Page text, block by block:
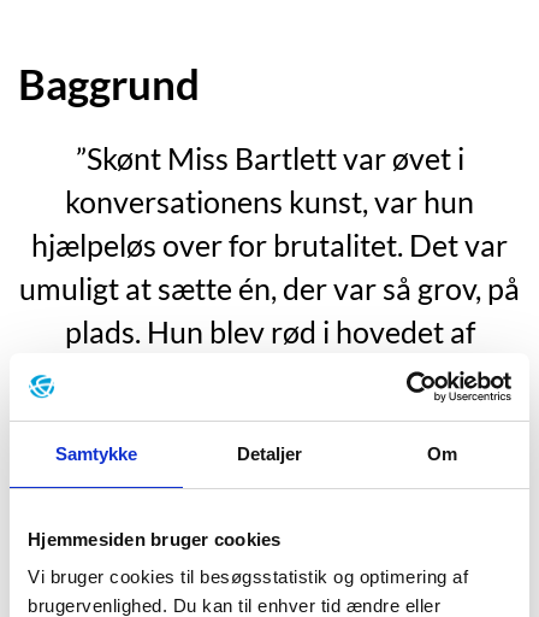
Samtykke Detaljer Om
Hjemmesiden bruger cookies
Vi bruger cookies til besøgsstatistik og optimering af
brugervenlighed. Du kan til enhver tid ændre eller
Baggrund
”Skønt Miss Bartlett var øvet i
konversationens kunst, var hun
hjælpeløs over for brutalitet. Det var
umuligt at sætte én, der var så grov, på
plads. Hun blev rød i hovedet af
mishag, og hun så sig omkring som for
at sige: ”Er I alle sådan?”
London. Faderen, Edward Forster, døde af